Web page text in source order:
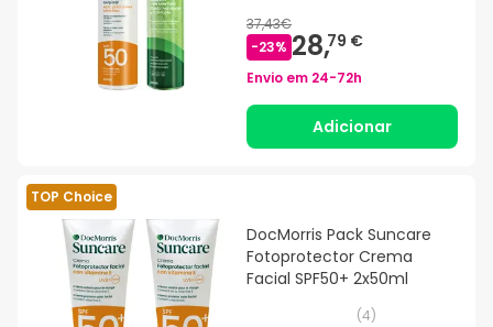
37,43€
-23% 28,79 €
Envio em 24-72h
Adicionar
TOP Choice
DocMorris Pack Suncare
Fotoprotector Crema
Facial SPF50+ 2x50ml
(4)